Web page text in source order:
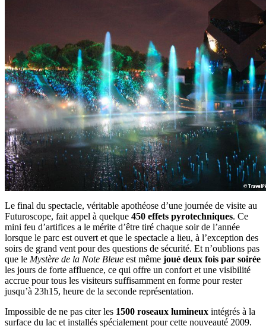
Le final du spectacle, véritable apothéose d’une journée de visite au
Futuroscope, fait appel à quelque 450 effets pyrotechniques. Ce
mini feu d’artifices a le mérite d’être tiré chaque soir de l’année
lorsque le parc est ouvert et que le spectacle a lieu, à l’exception des
soirs de grand vent pour des questions de sécurité. Et n’oublions pas
que le Mystère de la Note Bleue est même joué deux fois par soirée
les jours de forte affluence, ce qui offre un confort et une visibilité
accrue pour tous les visiteurs suffisamment en forme pour rester
jusqu’à 23h15, heure de la seconde représentation.
Impossible de ne pas citer les 1500 roseaux lumineux intégrés à la
surface du lac et installés spécialement pour cette nouveauté 2009.